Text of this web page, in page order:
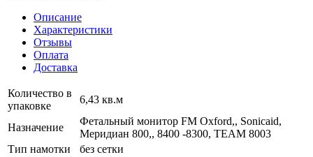
Описание
Характеристики
Отзывы
Оплата
Доставка
Количество в
упаковке
6,43 кв.м
Назначение
Фетальный монитор FM Oxford,, Sonicaid,
Меридиан 800,, 8400 -8300, ТЕАМ 8003
Тип намотки
без сетки